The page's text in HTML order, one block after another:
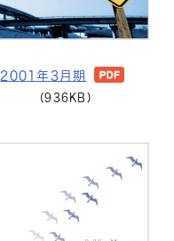
2001年3月期
(936KB)